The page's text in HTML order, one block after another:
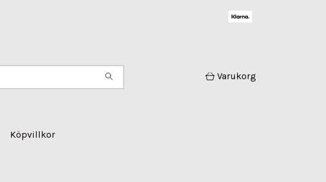
Varukorg
Köpvillkor